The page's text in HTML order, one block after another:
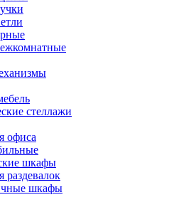
стеллажи
офиса
шкафы
шкафы